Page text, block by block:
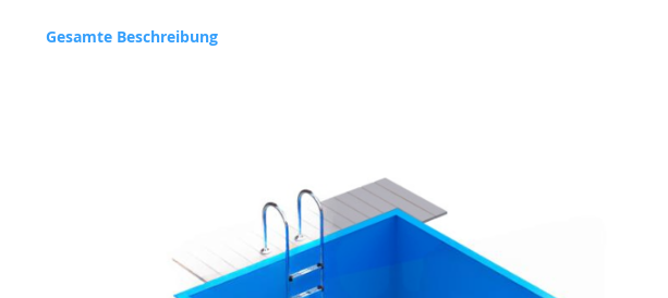
Gesamte Beschreibung